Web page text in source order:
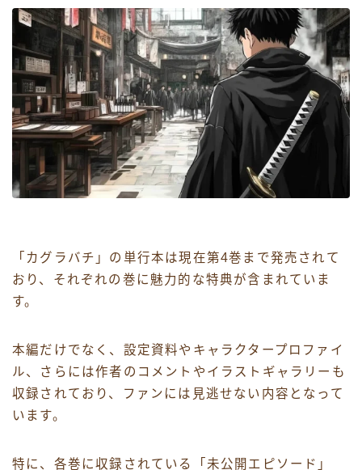
「カグラバチ」の単行本は現在第4巻まで発売されて
おり、それぞれの巻に魅力的な特典が含まれていま
す。
本編だけでなく、設定資料やキャラクタープロファイ
ル、さらには作者のコメントやイラストギャラリーも
収録されており、ファンには見逃せない内容となって
います。
特に、各巻に収録されている「未公開エピソード」